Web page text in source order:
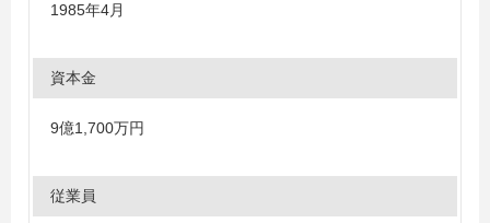
1985年4月
資本金
9億1,700万円
従業員